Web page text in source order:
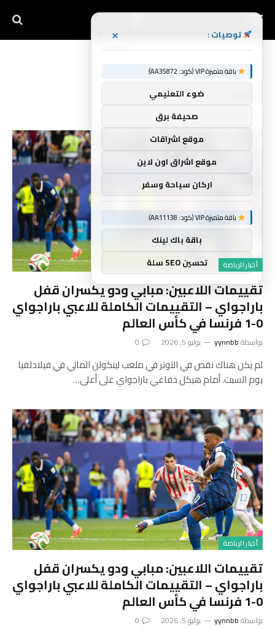
أخبار الرياضة
تقييمات اللاعبين: مبابي ودو يكسران قفل
باراجواي – التقييمات الكاملة للاعبي باراجواي
0-1 فرنسا في كأس العالم
بواسطةyynnbb يوليو 5, 2026 0
لم يكن هناك نقص في التوتر في ملعب لينكولن المالي في فيلادلفيا
يوم السبت. أمام هيكل دفاعي باراجواي على أعلى…
أخبار الرياضة
تقييمات اللاعبين: مبابي ودو يكسران قفل
باراجواي – التقييمات الكاملة للاعبي باراجواي
0-1 فرنسا في كأس العالم
بواسطةyynnbb يوليو 5, 2026 0
توصيات : ×
باقة متميزة VIP (كود: AA35872):
ضوء التعليمي
صحيفة برق
موقع اشراقات
موقع اشراق اون لاين
اركان سياحة وسفر
باقة متميزة VIP (كود: AA11138):
باقة باك لينك
تحسين SEO سلة